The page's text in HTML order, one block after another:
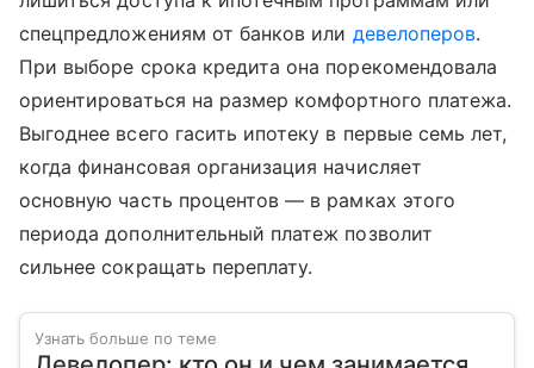
спецпредложениям от банков или девелоперов.
При выборе срока кредита она порекомендовала
ориентироваться на размер комфортного платежа.
Выгоднее всего гасить ипотеку в первые семь лет,
когда финансовая организация начисляет
основную часть процентов — в рамках этого
периода дополнительный платеж позволит
сильнее сокращать переплату.
Узнать больше по теме